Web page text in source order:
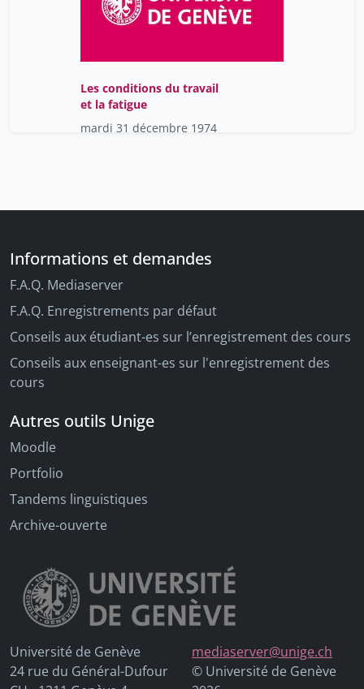
Les conditions du travail
et la fatigue
mardi 31 décembre 1974
Informations et demandes
F.A.Q. Mediaserver
F.A.Q. Enregistrements par défaut
Conseils aux étudiant-es sur l’enregistrement des cours
Conseils aux enseignant-es sur l'enregistrement des
cours
Autres outils Unige
Moodle
Portfolio
Tandems linguistiques
Archive-ouverte
Université de Genève
24 rue du Général-Dufour
mediaserver@unige.ch
© Université de Genève